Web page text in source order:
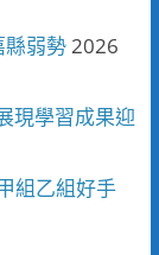
弱勢2026
現學習成果迎
組乙組好手